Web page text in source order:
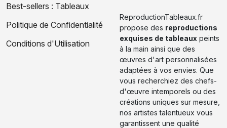
Best-sellers : Tableaux
Politique de Confidentialité
Conditions d'Utilisation
ReproductionTableaux.fr
propose des reproductions
exquises de tableaux peints
à la main ainsi que des
œuvres d'art personnalisées
adaptées à vos envies. Que
vous recherchiez des chefs-
d'œuvre intemporels ou des
créations uniques sur mesure,
nos artistes talentueux vous
garantissent une qualité